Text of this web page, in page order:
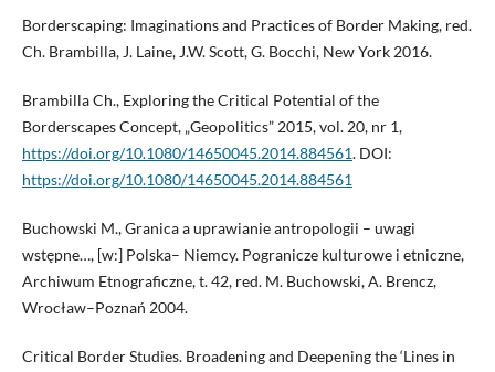
Borderscaping: Imaginations and Practices of Border Making, red.
Ch. Brambilla, J. Laine, J.W. Scott, G. Bocchi, New York 2016.
Brambilla Ch., Exploring the Critical Potential of the
Borderscapes Concept, „Geopolitics” 2015, vol. 20, nr 1,
https://doi.org/10.1080/14650045.2014.884561. DOI:
https://doi.org/10.1080/14650045.2014.884561
Buchowski M., Granica a uprawianie antropologii – uwagi
wstępne…, [w:] Polska– Niemcy. Pogranicze kulturowe i etniczne,
Archiwum Etnograficzne, t. 42, red. M. Buchowski, A. Brencz,
Wrocław–Poznań 2004.
Critical Border Studies. Broadening and Deepening the ‘Lines in